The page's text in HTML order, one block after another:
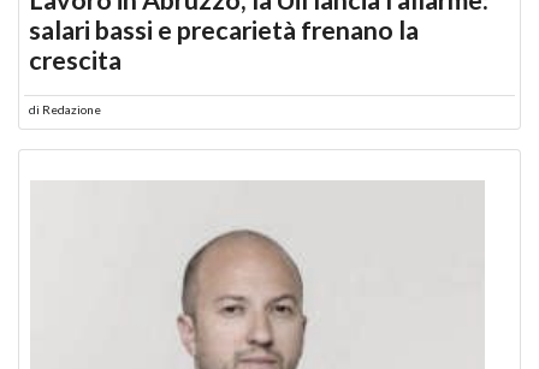
salari bassi e precarietà frenano la
crescita
di Redazione